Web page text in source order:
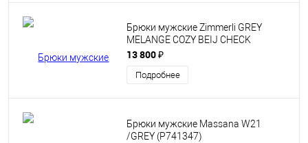
Брюки мужские Zimmerli GREY
MELANGE COZY BEIJ CHECK
4600.75180-143
13 800 ₽
Подробнее
Брюки мужские Massana W21
/GREY (P741347)